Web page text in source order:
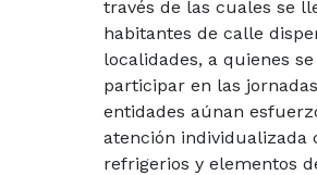
través de las cuales se
habitantes de calle
localidades, a quienes
participar en las
entidades aúnan
atención individualizada
refrigerios y elementos